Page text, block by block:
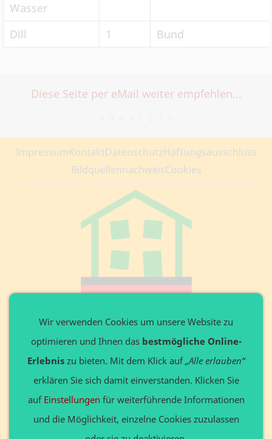
Wasser
Dill
1 Bund
Diese Seite per eMail weiter empfehlen...
ImpressumKontaktDatenschutzHaftungsausschluss
BildquellennachweisCookies
Private Website
Ansprechpartner: Axel Döring
Leitenweg 3 in 87642 Halblech
Tel. +49 8368 9136648
Privat: www.Döring24.de
Wir verwenden Cookies um unsere Website zu
optimieren und Ihnen das bestmögliche Online-
Erlebnis zu bieten. Mit dem Klick auf„Alle erlauben“
erklären Sie sich damit einverstanden. Klicken Sie
auf Einstellungen für weiterführende Informationen
und die Möglichkeit, einzelne Cookies zuzulassen